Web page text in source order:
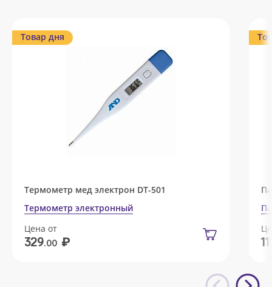
Товар дня
Термометр мед электрон DT-501
Термометр электронный
Цена от
329.00 ₽ 11